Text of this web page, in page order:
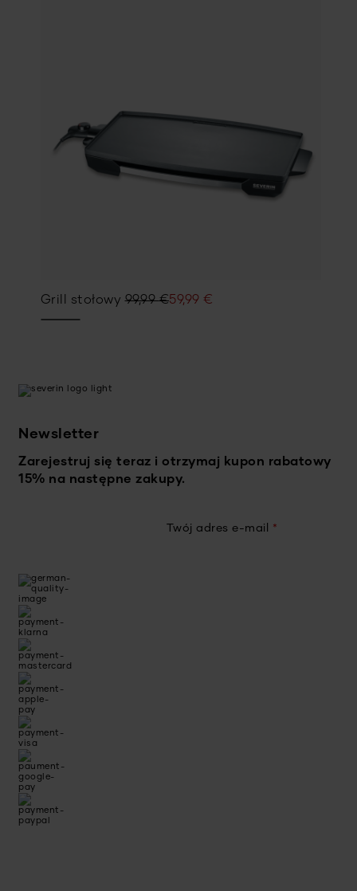
Grill stołowy 99,99€
Pierwotna
59,99 €
Aktualna
Newsletter
Zarejestruj się teraz i otrzymaj kupon rabatowy
15% na następne zakupy.
Twój adres e-mail *